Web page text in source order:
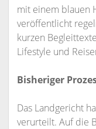
mit einem blauen
veröffentlicht
kurzen
Lifestyle und
Bisheriger
Das Landgericht
verurteilt. Auf die